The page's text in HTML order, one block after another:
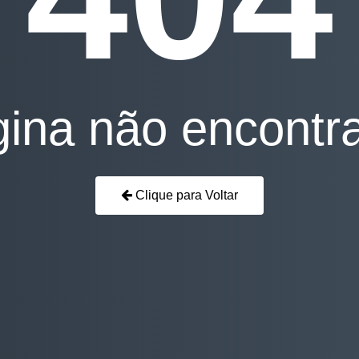
não
Clique para Voltar